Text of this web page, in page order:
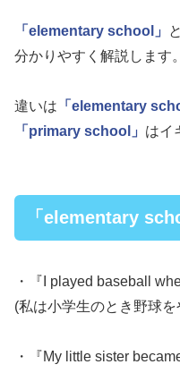
「elementary school」 と
分かりやすく解説します。
違いは 「elementary
「primary school」 はイ
「elementary
・『I played baseball
(私は小学生のとき野球
・『My little sister